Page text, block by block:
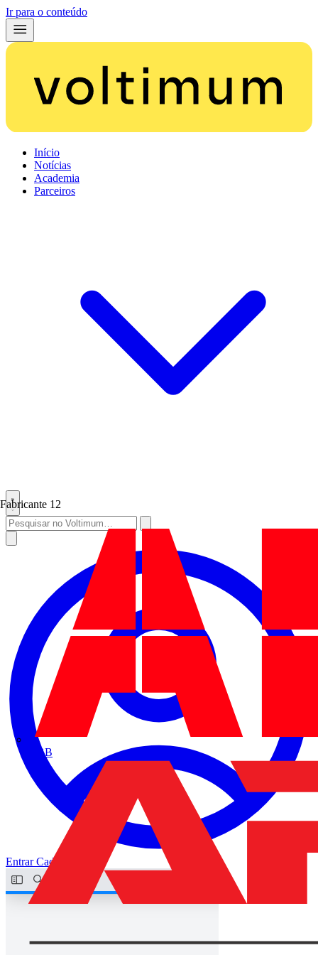
Ir para o conteúdo
Início
Notícias
Academia
Parceiros
Fabricante 12
ABB
EntrarCadastrar